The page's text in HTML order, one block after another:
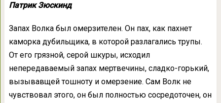
Патрик Зюскинд
Запах Волка был омерзителен. Он пах, как пахнет
каморка дубильщика, в которой разлагались трупы.
От его грязной, серой шкуры, исходил
непередаваемый запах мертвечины, сладко-горький,
вызывавщей тошноту и омерзение. Сам Волк не
чувствовал этого, он был полностью сосредоточен, он